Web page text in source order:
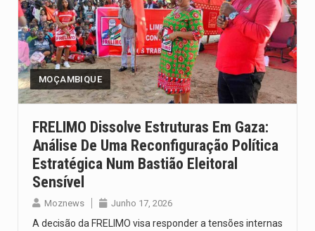
MOÇAMBIQUE
FRELIMO Dissolve Estruturas Em Gaza:
Análise De Uma Reconfiguração Política
Estratégica Num Bastião Eleitoral
Sensível
Moznews Junho 17, 2026
A decisão da FRELIMO visa responder a tensões internas